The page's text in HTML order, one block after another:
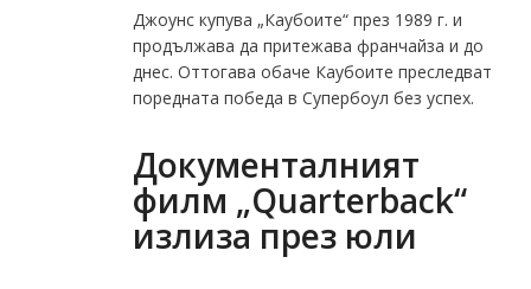
Джоунс купува „Каубоите“ през 1989 г. и
продължава да притежава франчайза и до
днес. Оттогава обаче Каубоите преследват
поредната победа в Супербоул без успех.
Документалният
филм „Quarterback“
излиза през юли